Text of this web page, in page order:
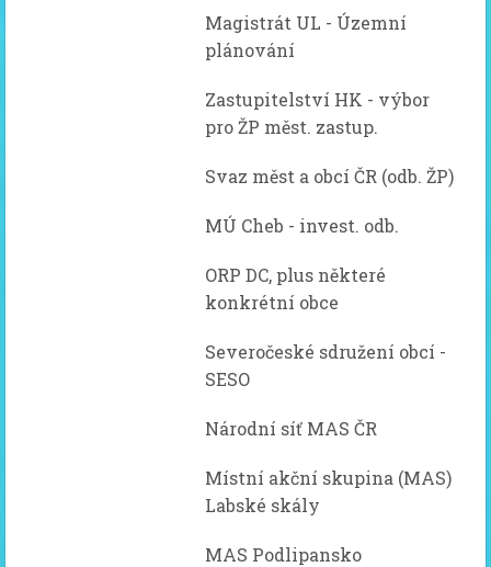
Magistrát UL - Územní
plánování
Zastupitelství HK - výbor
pro ŽP měst. zastup.
Svaz měst a obcí ČR (odb. ŽP)
MÚ Cheb - invest. odb.
ORP DC, plus některé
konkrétní obce
Severočeské sdružení obcí -
SESO
Národní síť MAS ČR
Místní akční skupina (MAS)
Labské skály
MAS Podlipansko